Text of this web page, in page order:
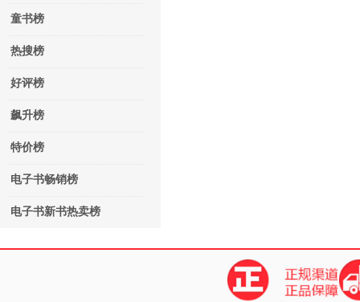
童书榜
热搜榜
好评榜
飙升榜
特价榜
电子书畅销榜
电子书新书热卖榜